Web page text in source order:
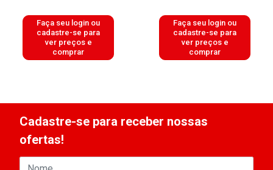
Faça seu login ou
cadastre-se para
ver preços e
comprar
Faça seu login ou
cadastre-se para
ver preços e
comprar
Cadastre-se para receber nossas
ofertas!